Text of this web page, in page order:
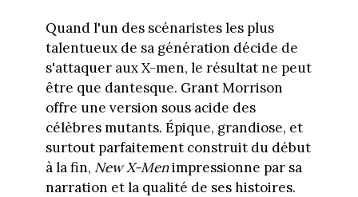
Quand l'un des scénaristes les plus
talentueux de sa génération décide de
s'attaquer aux X-men, le résultat ne peut
être que dantesque. Grant Morrison
offre une version sous acide des
célèbres mutants. Épique, grandiose, et
surtout parfaitement construit du début
à la fin, New X-Menimpressionne par sa
narration et la qualité de ses histoires.